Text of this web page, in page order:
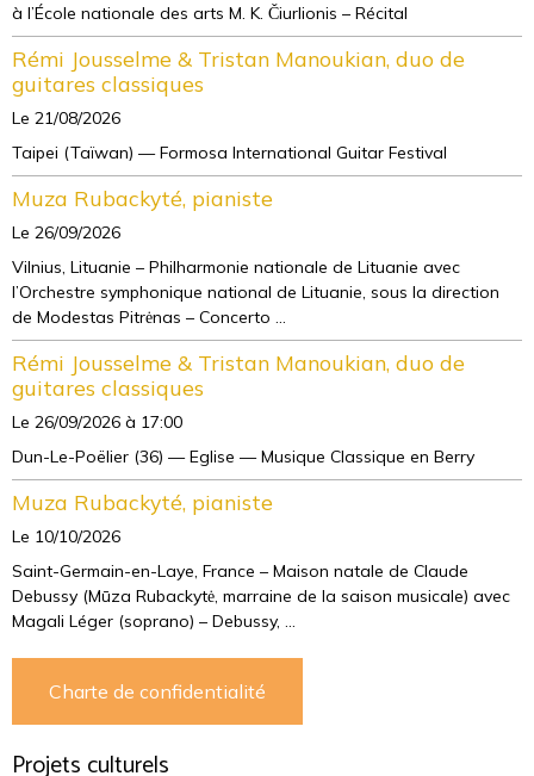
à l’École nationale des arts M. K. Čiurlionis – Récital
Rémi Jousselme & Tristan Manoukian, duo de
guitares classiques
Le 21/08/2026
Taipei (Taïwan) — Formosa International Guitar Festival
Muza Rubackyté, pianiste
Le 26/09/2026
Vilnius, Lituanie – Philharmonie nationale de Lituanie avec
l’Orchestre symphonique national de Lituanie, sous la direction
de Modestas Pitrėnas – Concerto ...
Rémi Jousselme & Tristan Manoukian, duo de
guitares classiques
Le 26/09/2026 à 17:00
Dun-Le-Poëlier (36) — Eglise — Musique Classique en Berry
Muza Rubackyté, pianiste
Le 10/10/2026
Saint-Germain-en-Laye, France – Maison natale de Claude
Debussy (Mūza Rubackytė, marraine de la saison musicale) avec
Magali Léger (soprano) – Debussy, ...
Charte de confidentialité
Projets culturels